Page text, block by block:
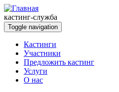
Перейти к основному содержанию
кастинг-служба
Toggle navigation
Кастинги
Участники
Предложить кастинг
Услуги
О нас